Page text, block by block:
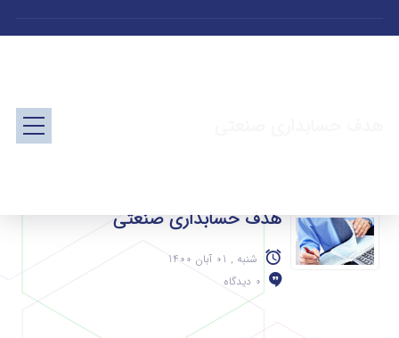
هدف حسابداری صنعتی
شنبه , 01 آبان 1400
0 دیدگاه